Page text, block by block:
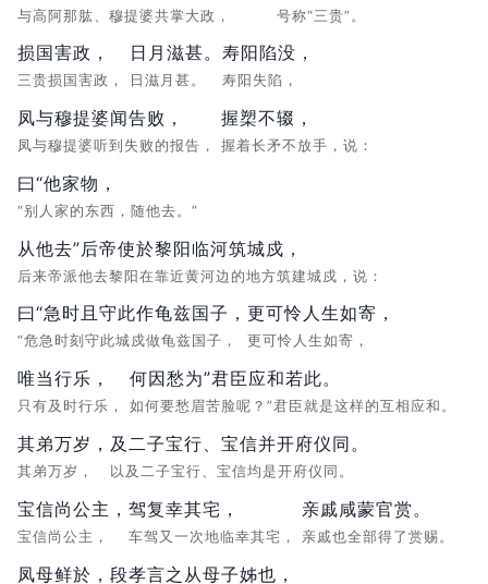
与高阿那肱、穆提婆共掌大政， 号称“三贵”。
损国害政，
三贵损国害政，
日月滋甚。
日滋月甚。
寿阳陷没，
寿阳失陷，
凤与穆提婆闻告败，
凤与穆提婆听到失败的报告，
握槊不辍，
握着长矛不放手，说：
曰“他家物，
“别人家的东西，随他去。”
从他去”后帝使於黎阳临河筑城戍，
后来帝派他去黎阳在靠近黄河边的地方筑建城戍，说：
曰“急时且守此作龟兹国子，
“危急时刻守此城戍做龟兹国子，
更可怜人生如寄，
更可怜人生如寄，
唯当行乐，
只有及时行乐，
何因愁为”君臣应和若此。
如何要愁眉苦脸呢？”君臣就是这样的互相应和。
其弟万岁，
其弟万岁，
及二子宝行、宝信并开府仪同。
以及二子宝行、宝信均是开府仪同。
宝信尚公主，
宝信尚公主，
驾复幸其宅，
车驾又一次地临幸其宅，
亲戚咸蒙官赏。
亲戚也全部得了赏赐。
凤母鲜於， 段孝言之从母子姊也，